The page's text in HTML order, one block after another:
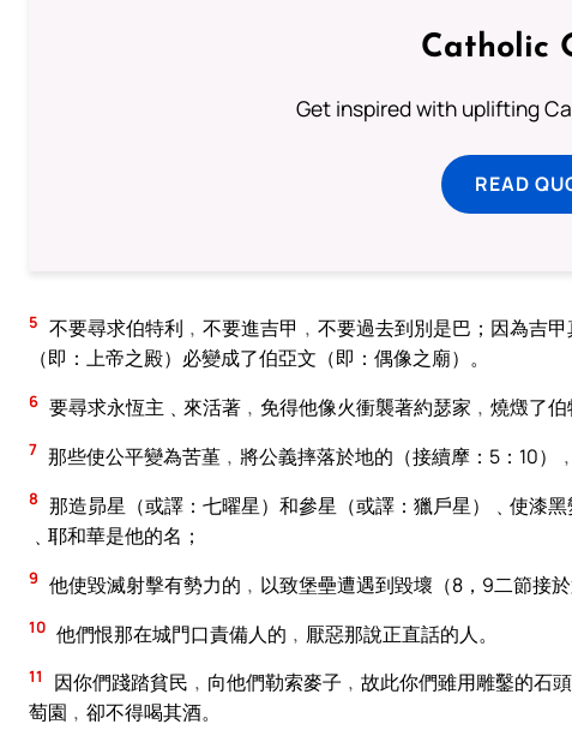
Catholic
Get inspired with uplifting
READ
5 不要尋求伯特利﹐不要進吉甲﹐不要過去到別是巴；因為吉
（即：上帝之殿）必變成了伯亞文（即：偶像之廟）。
6 要尋求永恆主﹑來活著﹐免得他像火衝襲著約瑟家﹐燒燬了伯
7 那些使公平變為苦堇﹐將公義摔落於地的（接續摩：5：10）﹐
8 那造昴星（或譯：七曜星）和參星（或譯：獵戶星）﹑使漆
﹑耶和華是他的名；
9 他使毀滅射擊有勢力的﹐以致堡壘遭遇到毀壞（8，9二節接於
10 他們恨那在城門口責備人的﹐厭惡那說正直話的人。
11
因你們踐踏貧民﹐向他們勒索麥子﹐故此你們雖用雕鑿的石
萄園﹐卻不得喝其酒。